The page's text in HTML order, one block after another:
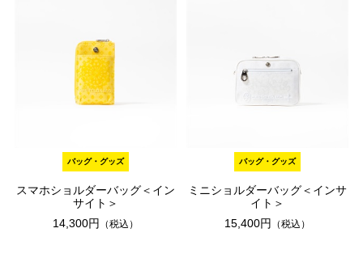
バッグ・グッズ
スマホショルダーバッグ＜イン
サイト＞
14,300円
（税込）
バッグ・グッズ
ミニショルダーバッグ＜インサ
イト＞
15,400円
（税込）